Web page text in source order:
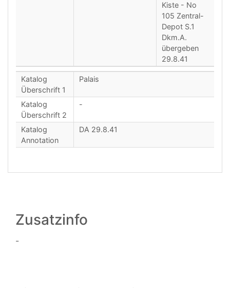
Kiste - No
105 Zentral-
Depot S.1
Dkm.A.
übergeben
29.8.41
Katalog
Überschrift 1
Palais
Katalog
Überschrift 2
-
Katalog
Annotation
DA 29.8.41
Zusatzinfo
-